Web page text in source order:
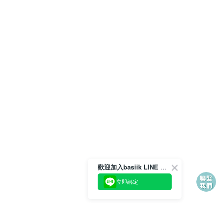
歡迎加入basiik LINE 官方帳號
立即綁定